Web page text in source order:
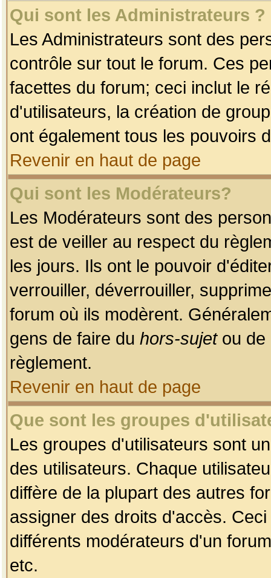
Qui sont les Administrateurs ?
Les Administrateurs sont des
contrôle sur tout le forum. Ces
facettes du forum; ceci inclut le
d'utilisateurs, la création de
ont également tous les pouvoirs
Revenir en haut de page
Qui sont les Modérateurs?
Les Modérateurs sont des
est de veiller au respect du
les jours. Ils ont le pouvoir
verrouiller, déverrouiller,
forum où ils modèrent.
gens de faire du hors-sujetou de
règlement.
Revenir en haut de page
Que sont les groupes
Les groupes d'utilisateurs sont
des utilisateurs. Chaque
diffère de la plupart des autres
assigner des droits d'accès.
différents modérateurs d'un
etc.